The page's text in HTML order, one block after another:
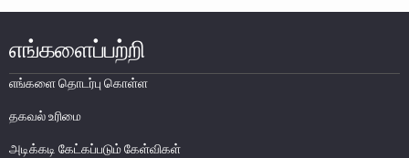
எங்களைப்பற்றி
எங்களை தொடர்பு கொள்ள
தகவல் உரிமை
அடிக்கடி கேட்கப்படும் கேள்விகள்